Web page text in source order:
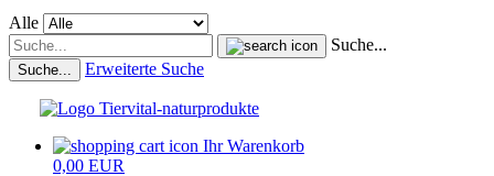
Alle
Suche...
Suche... Erweiterte Suche
Ihr Warenkorb
0,00 EUR